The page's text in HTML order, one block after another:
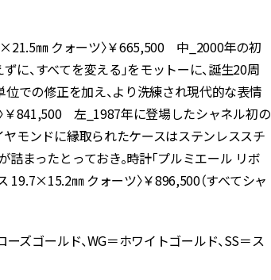
㎜ クォーツ〉￥665,500 中_2000年の初
に、すべてを変える」をモットーに、誕生20周
での修正を加え、より洗練され現代的な表情
￥841,500 左_1987年に登場したシャネル初の
ヤモンドに縁取られたケースはステンレススチ
まったとっておき。時計「プルミエール リボ
㎜ クォーツ〉￥896,500（すべてシャ
ズゴールド、WG＝ホワイトゴールド、SS＝ス